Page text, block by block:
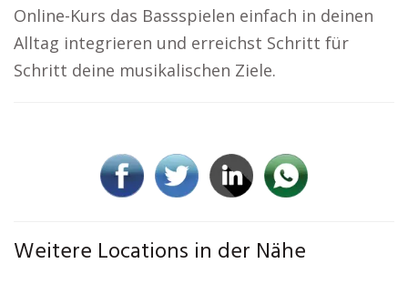
Online-Kurs das Bassspielen einfach in deinen
Alltag integrieren und erreichst Schritt für
Schritt deine musikalischen Ziele.
Weitere Locations in der Nähe